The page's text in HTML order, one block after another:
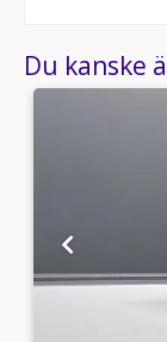
Du kanske